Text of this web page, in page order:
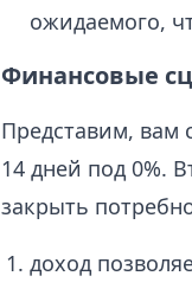
ожидаемого,
Финансовые
Представим, вам
14 дней под 0%.
закрыть
доход